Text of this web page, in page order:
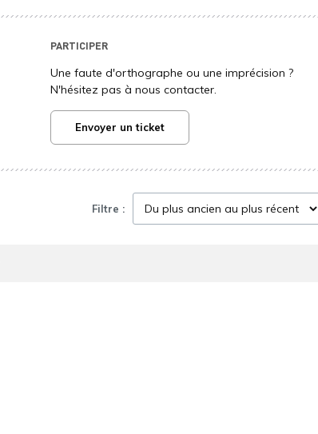
PARTICIPER
Une faute d'orthographe ou une imprécision ?
N'hésitez pas à nous contacter.
Envoyer un ticket
Filtre :